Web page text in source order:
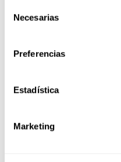
Necesarias
Preferencias
Estadística
Marketing
¿Qué